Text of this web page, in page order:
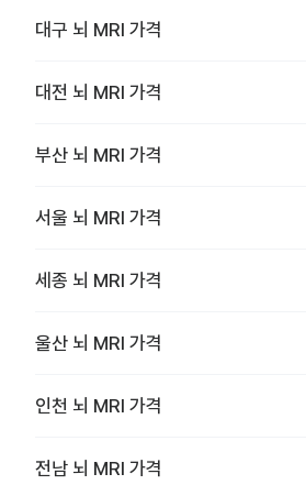
대구 뇌 MRI 가격
대전 뇌 MRI 가격
부산 뇌 MRI 가격
서울 뇌 MRI 가격
세종 뇌 MRI 가격
울산 뇌 MRI 가격
인천 뇌 MRI 가격
전남 뇌 MRI 가격